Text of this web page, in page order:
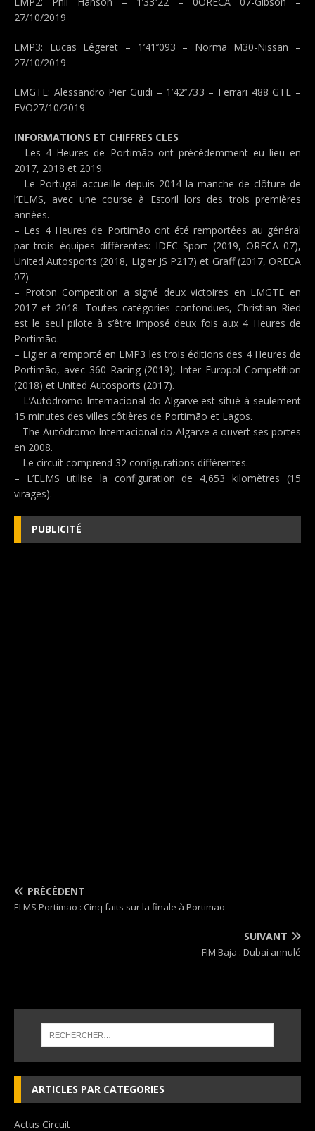
27/10/2019
LMP3: Lucas Légeret – 1’41’’093 – Norma M30-Nissan –
27/10/2019
LMGTE: Alessandro Pier Guidi – 1’42’’733 – Ferrari 488 GTE –
EVO27/10/2019
INFORMATIONS ET CHIFFRES CLES
– Les 4 Heures de Portimão ont précédemment eu lieu en
2017, 2018 et 2019.
– Le Portugal accueille depuis 2014 la manche de clôture de
l’ELMS, avec une course à Estoril lors des trois premières
années.
– Les 4 Heures de Portimão ont été remportées au général
par trois équipes différentes: IDEC Sport (2019, ORECA 07),
United Autosports (2018, Ligier JS P217) et Graff (2017, ORECA
07).
– Proton Competition a signé deux victoires en LMGTE en
2017 et 2018. Toutes catégories confondues, Christian Ried
est le seul pilote à s’être imposé deux fois aux 4 Heures de
Portimão.
– Ligier a remporté en LMP3 les trois éditions des 4 Heures de
Portimão, avec 360 Racing (2019), Inter Europol Competition
(2018) et United Autosports (2017).
– L’Autódromo Internacional do Algarve est situé à seulement
15 minutes des villes côtières de Portimão et Lagos.
– The Autódromo Internacional do Algarve a ouvert ses portes
en 2008.
– Le circuit comprend 32 configurations différentes.
– L’ELMS utilise la configuration de 4,653 kilomètres (15
virages).
PUBLICITÉ
PRÉCÉDENT
ELMS Portimao : Cinq faits sur la finale à Portimao
SUIVANT
FIM Baja : Dubai annulé
ARTICLES PAR CATEGORIES
Actus Circuit